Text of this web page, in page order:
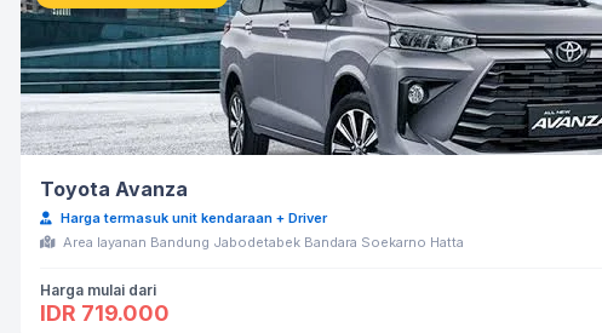
Toyota Avanza
Harga termasuk unit kendaraan + Driver
Area layanan Bandung Jabodetabek Bandara Soekarno Hatta
Harga mulai dari
IDR 719.000